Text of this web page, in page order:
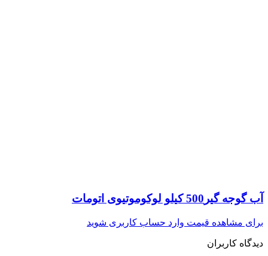
آب گوجه گیر500 کیلو لوکوموتیوی اتومات
برای مشاهده قیمت وارد حساب کاربری شوید
دیدگاه کاربران